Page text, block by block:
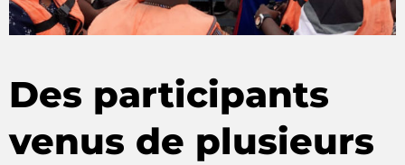
Des participants
venus de plusieurs